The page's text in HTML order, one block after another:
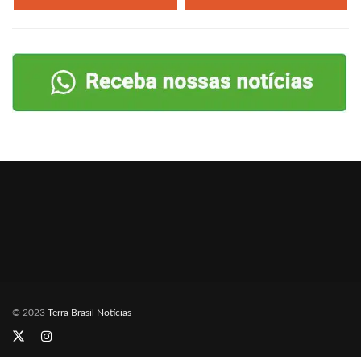
© 2023 Terra Brasil Notícias